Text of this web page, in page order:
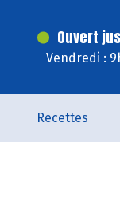
Ouvert
Vendredi :
Recettes